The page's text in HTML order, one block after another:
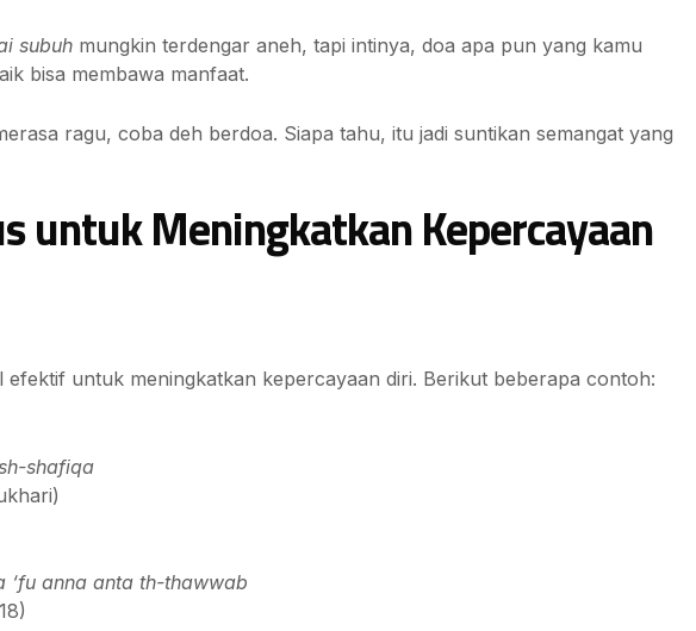
subuh mungkin terdengar aneh, tapi intinya, doa apa pun yang kamu
bisa membawa manfaat.
ragu, coba deh berdoa. Siapa tahu, itu jadi suntikan semangat yang
untuk Meningkatkan Kepercayaan
efektif untuk meningkatkan kepercayaan diri. Berikut beberapa contoh:
shafiqa
‘fu anna anta th-thawwab